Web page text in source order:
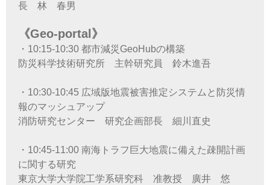
長 林 春男
《Geo-portal》
・10:15-10:30 都市減災GeoHubの構築
防災科学技術研究所 主幹研究員 鈴木進吾
・10:30-10:45 広域版地震被害推定システムと防災情
報のマッシュアップ
消防研究センター 研究企画部長 細川直史
・10:45-11:00 南海トラフ巨大地震に備えた疎開計画
に関する研究
東京大学大学院工学系研究科 准教授 廣井 悠